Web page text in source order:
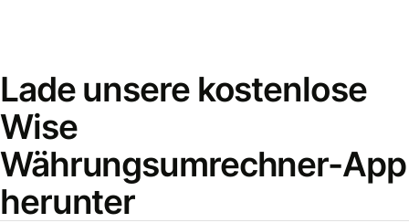
Lade unsere kostenlose
Wise
Währungsumrechner-App
herunter